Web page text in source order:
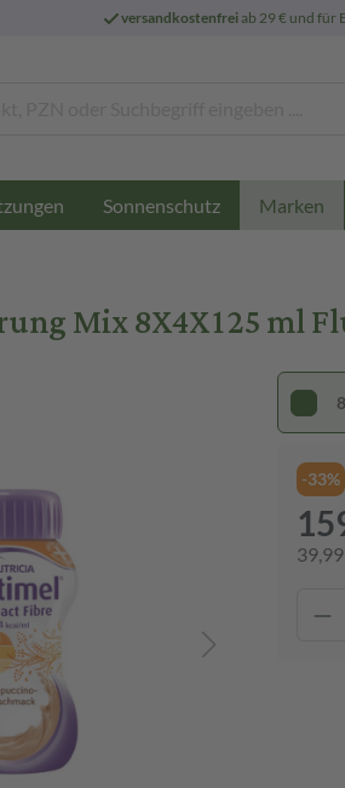
versandkostenfreiab 29 € und für
Sonnenschutz Marken
Mix 8X4X125 ml
-33%